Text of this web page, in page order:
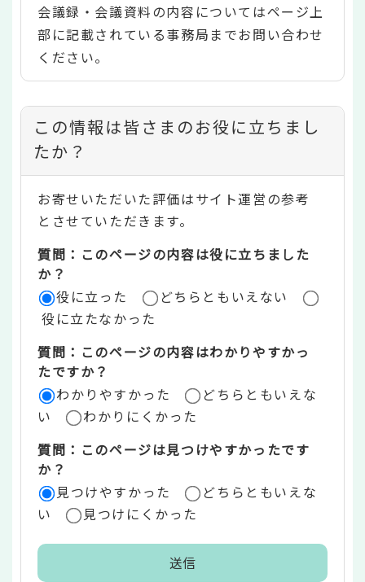
会議録・会議資料の内容についてはページ上
部に記載されている事務局までお問い合わせ
ください。
コ
ン
テ
ン
ツ
評
価
リ
ア
この情報は皆さまのお役に立ちまし
たか？
お寄せいただいた評価はサイト運営の参考
とさせていただきます。
質問：このページの内容は役に立ちました
か？
役に立った
どちらともいえない
役に立たなかった
質問：このページの内容はわかりやすかっ
たですか？
わかりやすかった
どちらともいえな
い
わかりにくかった
質問：このページは見つけやすかったです
か？
見つけやすかった
どちらともいえな
い
見つけにくかった